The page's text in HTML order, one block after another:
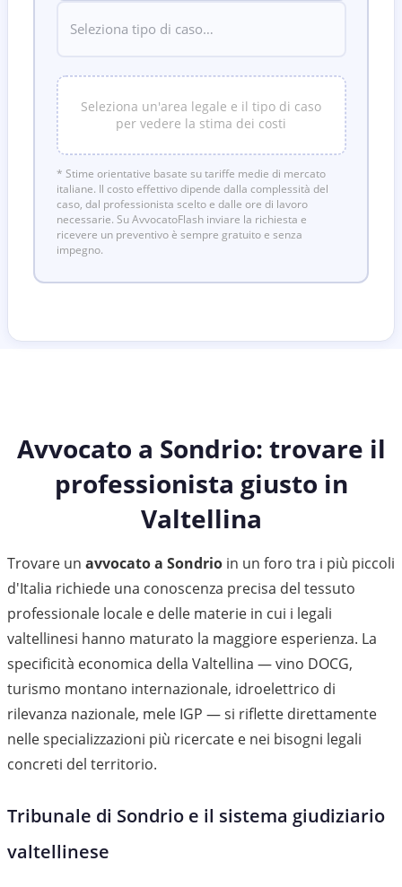
Seleziona un'area legale e il tipo di caso
per vedere la stima dei costi
* Stime orientative basate su tariffe medie di mercato
italiane. Il costo effettivo dipende dalla complessità del
caso, dal professionista scelto e dalle ore di lavoro
necessarie. Su AvvocatoFlash inviare la richiesta e
ricevere un preventivo è sempre gratuito e senza
impegno.
Avvocato a Sondrio: trovare il
professionista giusto in
Valtellina
Trovare un avvocato a Sondrio in un foro tra i più piccoli
d'Italia richiede una conoscenza precisa del tessuto
professionale locale e delle materie in cui i legali
valtellinesi hanno maturato la maggiore esperienza. La
specificità economica della Valtellina — vino DOCG,
turismo montano internazionale, idroelettrico di
rilevanza nazionale, mele IGP — si riflette direttamente
nelle specializzazioni più ricercate e nei bisogni legali
concreti del territorio.
Tribunale di Sondrio e il sistema giudiziario
valtellinese